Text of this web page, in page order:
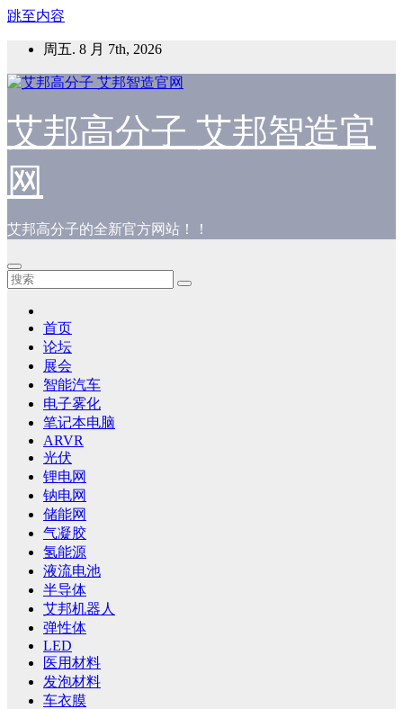
跳至内容
周五. 8 月 7th, 2026
艾邦高分子 艾邦智造官
网
艾邦高分子的全新官方网站！！
首页
论坛
展会
智能汽车
电子雾化
笔记本电脑
ARVR
光伏
锂电网
钠电网
储能网
气凝胶
氢能源
液流电池
半导体
艾邦机器人
弹性体
LED
医用材料
发泡材料
车衣膜